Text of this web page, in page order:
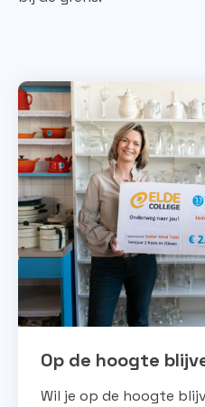
Op de hoogte
Wil je op de hoogte